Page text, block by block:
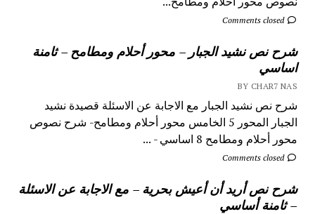
Comments closed
شرح نص نشيد الجبار – محور أحلام ومطامح – ثامنة
اساسي
BY CHAR7 NAS
شرح نص نشيد الجبار مع الاجابة عن الاسئلة قصيدة نشيد
الجبار المحور 5 الخامس محور أحلام ومطامح- شرح نصوص
محور أحلام ومطامح 8 اساسي - ...
Comments closed
شرح نص أريد أن أعيش بحرية – مع الاجابة عن الاسئلة
– ثامنة أساسي